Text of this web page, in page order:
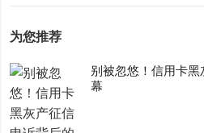
为您推荐
别被忽悠！信用卡
幕